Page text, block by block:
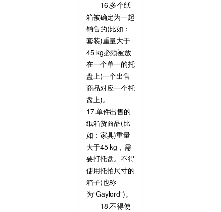
16.多个纸
箱被确定为一起
销售的(比如：
套装)重量大于
45 kg必须被放
在一个单一的托
盘上(一个出售
商品对应一个托
盘上)。
17.单件出售的
纸箱货商品(比
如：家具)重量
大于45 kg，需
要打托盘。不得
使用托拍尺寸的
箱子(也称
为“Gaylord”)。
18.不得使